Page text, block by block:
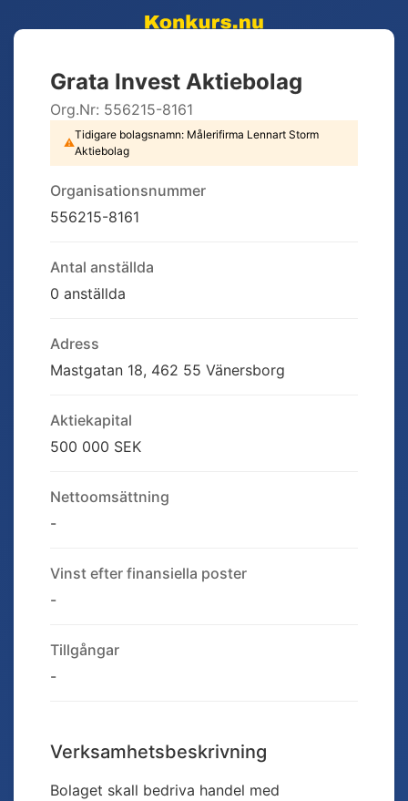
Grata Invest Aktiebolag
Org.Nr: 556215-8161
⚠
Tidigare bolagsnamn: Målerifirma Lennart Storm
Aktiebolag
Organisationsnummer
556215-8161
Antal anställda
0 anställda
Adress
Mastgatan 18, 462 55 Vänersborg
Aktiekapital
500 000 SEK
Nettoomsättning
-
Vinst efter finansiella poster
-
Tillgångar
-
Verksamhetsbeskrivning
Bolaget skall bedriva handel med